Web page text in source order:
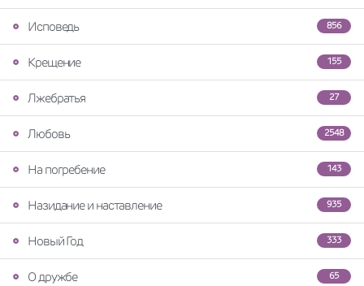
856
Исповедь
155
Крещение
27
Лжебратья
2548
Любовь
143
На погребение
935
Назидание и наставление
333
Новый Год
65
О дружбе